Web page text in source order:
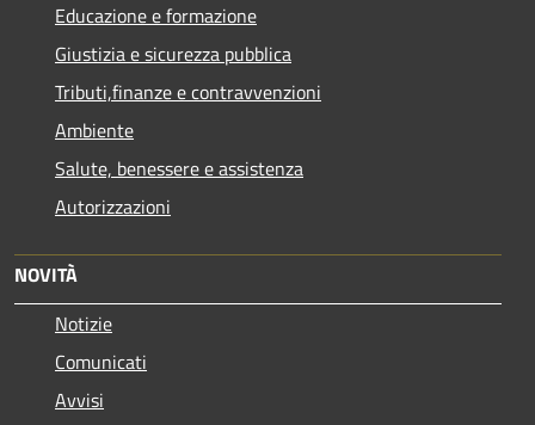
Educazione e formazione
Giustizia e sicurezza pubblica
Tributi,finanze e contravvenzioni
Ambiente
Salute, benessere e assistenza
Autorizzazioni
NOVITÀ
Notizie
Comunicati
Avvisi